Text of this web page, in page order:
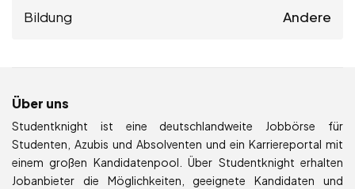
Bildung Andere
Über uns
Studentknight ist eine deutschlandweite Jobbörse für
Studenten, Azubis und Absolventen und ein Karriereportal mit
einem großen Kandidatenpool. Über Studentknight erhalten
Jobanbieter die Möglichkeiten, geeignete Kandidaten und